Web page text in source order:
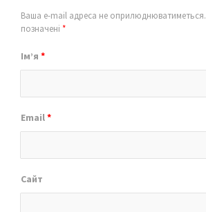
Ваша e-mail адреса не оприлюднюватиметься.
позначені *
Ім’я *
Email*
Сайт